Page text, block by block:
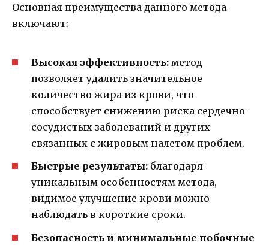
Основная преимущества данного метода
включают:
Высокая эффективность: метод
позволяет удалить значительное
количество жира из крови, что
способствует снижению риска сердечно-
сосудистых заболеваний и других
связанных с жировым налетом проблем.
Быстрые результаты: благодаря
уникальным особенностям метода,
видимое улучшение крови можно
наблюдать в короткие сроки.
Безопасность и минимальные побочные